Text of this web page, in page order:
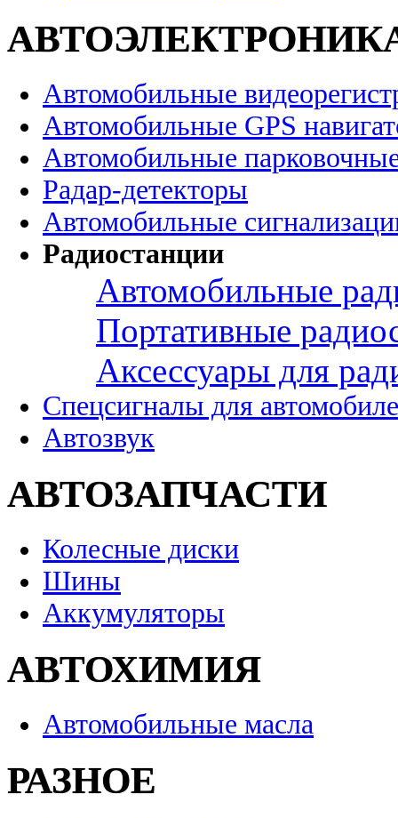
Автомобильные
Автомобильные GPS
Автомобильные
Радар-детекторы
Автомобильные
Радиостанции
Автомобильные
Портативные
Аксессуары для
Спецсигналы для
Автозвук
АВТОЗАПЧАСТИ
Колесные диски
Шины
Аккумуляторы
АВТОХИМИЯ
Автомобильные масла
РАЗНОЕ